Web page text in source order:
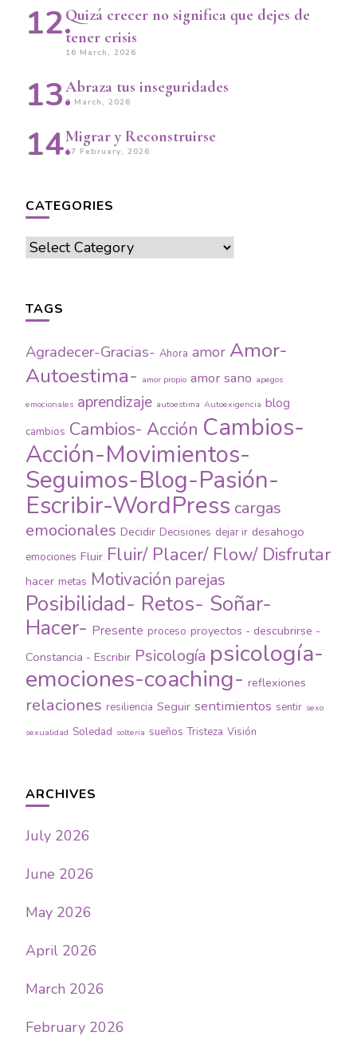
Quizá crecer no significa que dejes de
tener crisis
16 March, 2026
Abraza tus inseguridades
9 March, 2026
Migrar y Reconstruirse
17 February, 2026
CATEGORIES
Categories
TAGS
Agradecer-Gracias- Ahora amor Amor-
Autoestima- amor propio amor sano apegos
emocionales aprendizaje autoestima Autoexigencia blog
cambios Cambios- Acción Cambios-
Acción-Movimientos-
Seguimos-Blog-Pasión-
Escribir-WordPress cargas
emocionales Decidir Decisiones dejar ir desahogo
emociones Fluir Fluir/ Placer/ Flow/ Disfrutar
hacer metas Motivación parejas
Posibilidad- Retos- Soñar-
Hacer- Presente proceso proyectos - descubrirse -
Constancia - Escribir Psicología psicología-
emociones-coaching- reflexiones
relaciones resiliencia Seguir sentimientos sentir sexo
sexualidad Soledad solteria sueños Tristeza Visión
ARCHIVES
July 2026
June 2026
May 2026
April 2026
March 2026
February 2026